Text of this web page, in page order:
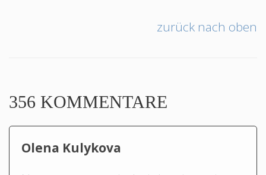
zurück nach oben
356 KOMMENTARE
Olena Kulykova